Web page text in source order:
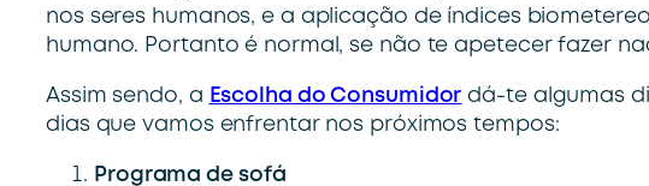
nos seres humanos, e a aplicação de índices
humano. Portanto é normal, se não te apetecer fazer
Assim sendo, a Escolha do Consumidor dá-te algumas
dias que vamos enfrentar nos próximos tempos:
Programa de sofá